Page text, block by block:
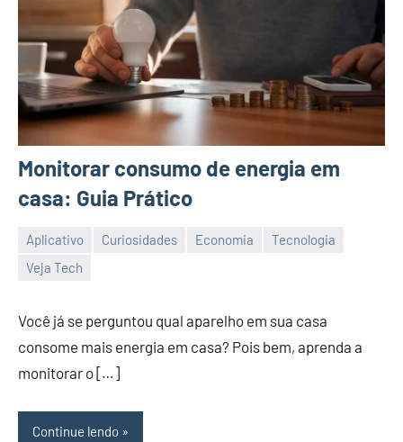
Monitorar consumo de energia em
casa: Guia Prático
Aplicativo Curiosidades Economia
Tecnologia
Veja Tech
26/12/2023
Vanessa
Você já se perguntou qual aparelho em sua casa
consome mais energia em casa? Pois bem, aprenda a
monitorar o […]
Continue lendo